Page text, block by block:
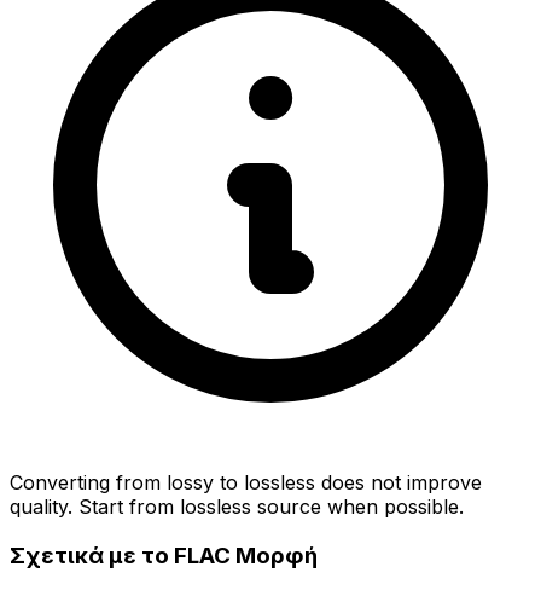
Converting from lossy to lossless does not improve
quality. Start from lossless source when possible.
Σχετικά με το FLAC Μορφή